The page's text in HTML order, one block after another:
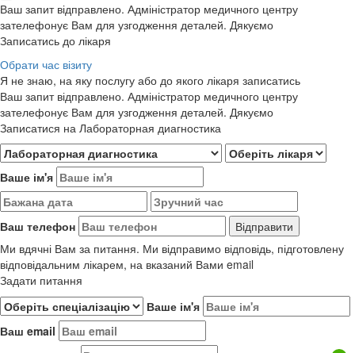
Ваш запит відправлено. Адміністратор медичного центру
зателефонує Вам для узгодження деталей. Дякуємо
Записатись до лікаря
Обрати час візиту
Я не знаю, на яку послугу або до якого лікаря записатись
Ваш запит відправлено. Адміністратор медичного центру
зателефонує Вам для узгодження деталей. Дякуємо
Записатися на Лабораторная диагностика
Ваше ім'я
Ваш телефон
Ми вдячні Вам за питання. Ми відправимо відповідь, підготовлену
відповідальним лікарем, на вказаний Вами email
Задати питання
Ваше ім'я
Ваш email